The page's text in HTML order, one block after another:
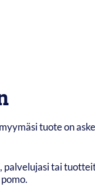
tuote on
tai